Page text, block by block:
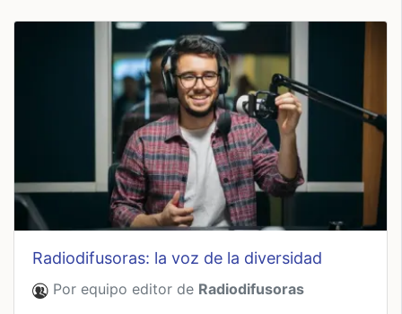
radiodifusoras: la voz de la diversidad
Por equipo editor de Radiodifusoras